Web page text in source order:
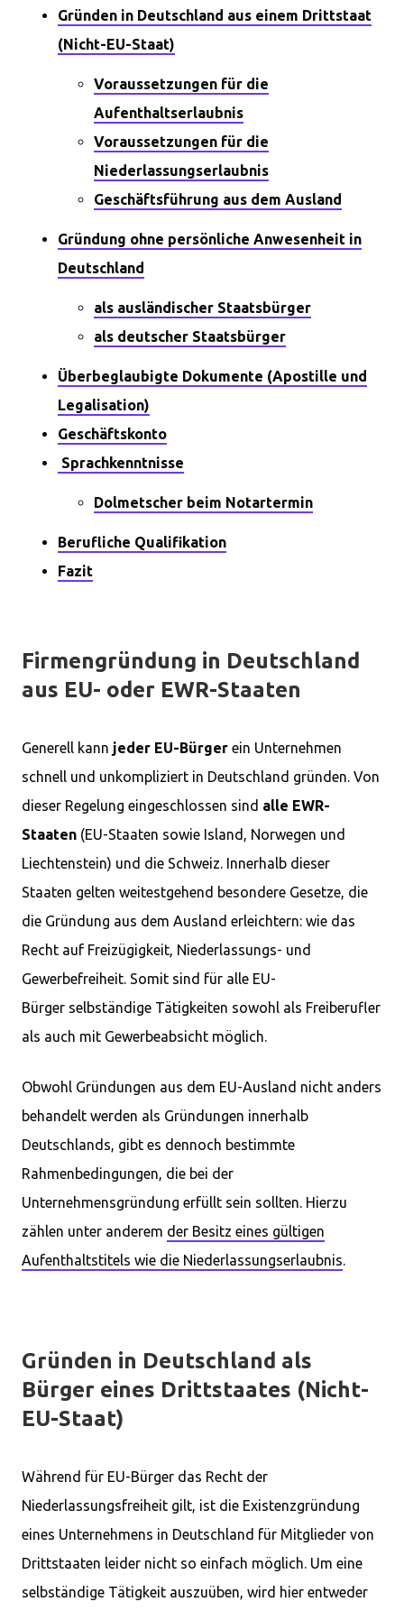
Gründen in Deutschland aus einem Drittstaat
(Nicht-EU-Staat)
Voraussetzungen für die
Aufenthaltserlaubnis
Voraussetzungen für die
Niederlassungserlaubnis
Geschäftsführung aus dem Ausland
Gründung ohne persönliche Anwesenheit in
Deutschland
als ausländischer Staatsbürger
als deutscher Staatsbürger
Überbeglaubigte Dokumente (Apostille und
Legalisation)
Geschäftskonto
Sprachkenntnisse
Dolmetscher beim Notartermin
Berufliche Qualifikation
Fazit
Firmengründung in Deutschland
aus EU- oder EWR-Staaten
Generell kann jeder EU-Bürger ein Unternehmen
schnell und unkompliziert in Deutschland gründen. Von
dieser Regelung eingeschlossen sind alle EWR-
Staaten (EU-Staaten sowie Island, Norwegen und
Liechtenstein) und die Schweiz. Innerhalb dieser
Staaten gelten weitestgehend besondere Gesetze, die
die Gründung aus dem Ausland erleichtern: wie das
Recht auf Freizügigkeit, Niederlassungs- und
Gewerbefreiheit. Somit sind für alle EU-
Bürger selbständige Tätigkeiten sowohl als Freiberufler
als auch mit Gewerbeabsicht möglich.
Obwohl Gründungen aus dem EU-Ausland nicht anders
behandelt werden als Gründungen innerhalb
Deutschlands, gibt es dennoch bestimmte
Rahmenbedingungen, die bei der
Unternehmensgründung erfüllt sein sollten. Hierzu
zählen unter anderem der Besitz eines gültigen
Aufenthaltstitels wie die Niederlassungserlaubnis.
Gründen in Deutschland als
Bürger eines Drittstaates (Nicht-
EU-Staat)
Während für EU-Bürger das Recht der
Niederlassungsfreiheit gilt, ist die Existenzgründung
eines Unternehmens in Deutschland für Mitglieder von
Drittstaaten leider nicht so einfach möglich. Um eine
selbständige Tätigkeit auszuüben, wird hier entweder